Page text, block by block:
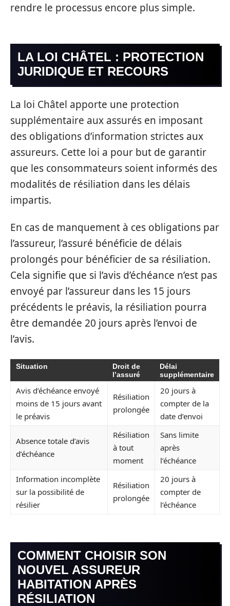
rendre le processus encore plus simple.
LA LOI CHÂTEL : PROTECTION
JURIDIQUE ET RECOURS
La loi Châtel apporte une protection
supplémentaire aux assurés en imposant
des obligations d’information strictes aux
assureurs. Cette loi a pour but de garantir
que les consommateurs soient informés des
modalités de résiliation dans les délais
impartis.
En cas de manquement à ces obligations par
l’assureur, l’assuré bénéficie de délais
prolongés pour bénéficier de sa résiliation.
Cela signifie que si l’avis d’échéance n’est pas
envoyé par l’assureur dans les 15 jours
précédents le préavis, la résiliation pourra
être demandée 20 jours après l’envoi de
l’avis.
Situation
Droit de
l’assuré
Délai
supplémentaire
Avis d’échéance envoyé
moins de 15 jours avant
le préavis
Résiliation
prolongée
20 jours à
compter de la
date d’envoi
Absence totale d’avis
d’échéance
Résiliation
à tout
moment
Sans limite
après
l’échéance
Information incomplète
sur la possibilité de
résilier
Résiliation
prolongée
20 jours à
compter de
l’échéance
COMMENT CHOISIR SON
NOUVEL ASSUREUR
HABITATION APRÈS
RÉSILIATION